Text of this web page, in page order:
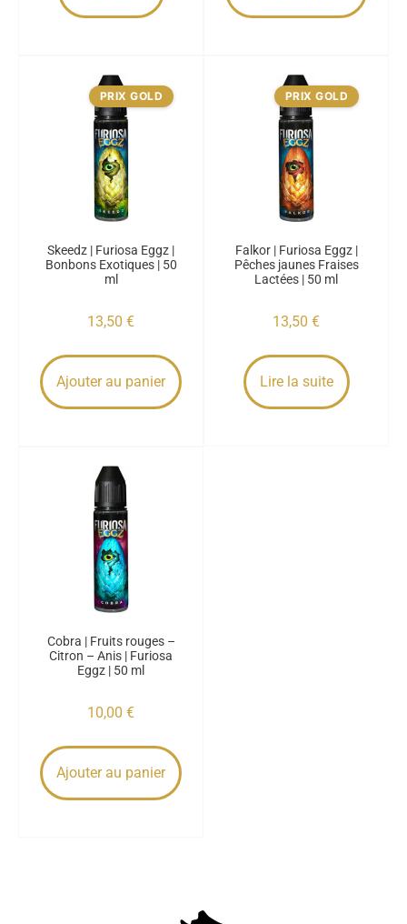
PRIX GOLD
Skeedz | Furiosa Eggz |
Bonbons Exotiques | 50
ml
13,50 €
Ajouter au panier
PRIX GOLD
Falkor | Furiosa Eggz |
Pêches jaunes Fraises
Lactées | 50 ml
13,50 €
Lire la suite
Cobra | Fruits rouges –
Citron – Anis | Furiosa
Eggz | 50 ml
10,00 €
Ajouter au panier